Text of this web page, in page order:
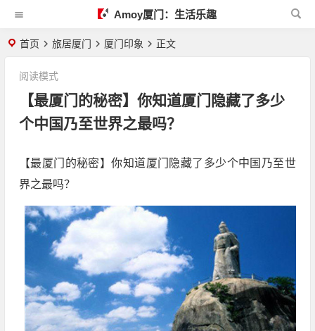
Amoy厦门：生活乐趣
首页 旅居厦门 厦门印象 正文
【最厦门的秘密】你知道厦门隐藏了多少
个中国乃至世界之最吗？
阅读模式
【最厦门的秘密】你知道厦门隐藏了多少个中国乃至世
界之最吗？